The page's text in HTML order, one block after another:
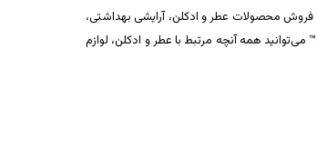
فروش محصولات عطر و ادکلن، آرایشی بهداشتی،
همه آنچه مرتبط با عطر و ادکلن، لوازم